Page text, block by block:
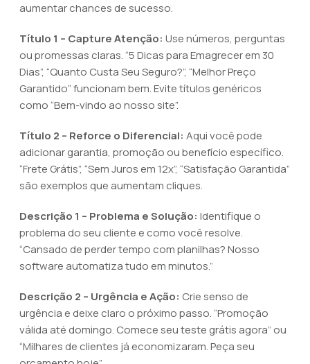
aumentar chances de sucesso.
Título 1 – Capture Atenção: Use números, perguntas
ou promessas claras. “5 Dicas para Emagrecer em 30
Dias”, “Quanto Custa Seu Seguro?”, “Melhor Preço
Garantido” funcionam bem. Evite títulos genéricos
como “Bem-vindo ao nosso site”.
Título 2 – Reforce o Diferencial: Aqui você pode
adicionar garantia, promoção ou benefício específico.
“Frete Grátis”, “Sem Juros em 12x”, “Satisfação Garantida”
são exemplos que aumentam cliques.
Descrição 1 – Problema e Solução: Identifique o
problema do seu cliente e como você resolve.
“Cansado de perder tempo com planilhas? Nosso
software automatiza tudo em minutos.”
Descrição 2 – Urgência e Ação: Crie senso de
urgência e deixe claro o próximo passo. “Promoção
válida até domingo. Comece seu teste grátis agora” ou
“Milhares de clientes já economizaram. Peça seu